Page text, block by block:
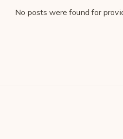
No posts were found for